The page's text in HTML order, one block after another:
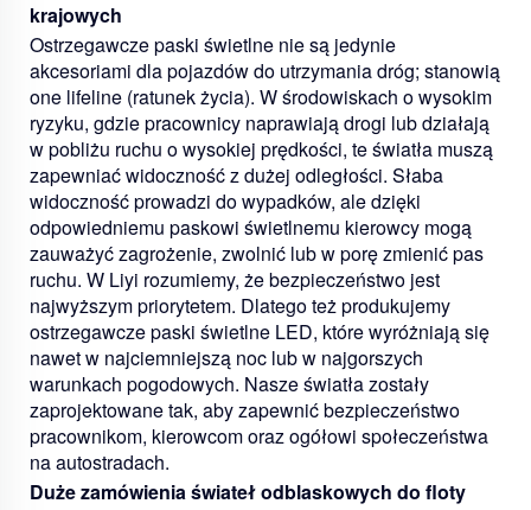
krajowych
Ostrzegawcze paski świetlne nie są jedynie
akcesoriami dla pojazdów do utrzymania dróg; stanowią
one lifeline (ratunek życia). W środowiskach o wysokim
ryzyku, gdzie pracownicy naprawiają drogi lub działają
w pobliżu ruchu o wysokiej prędkości, te światła muszą
zapewniać widoczność z dużej odległości. Słaba
widoczność prowadzi do wypadków, ale dzięki
odpowiedniemu paskowi świetlnemu kierowcy mogą
zauważyć zagrożenie, zwolnić lub w porę zmienić pas
ruchu. W Liyi rozumiemy, że bezpieczeństwo jest
najwyższym priorytetem. Dlatego też produkujemy
ostrzegawcze paski świetlne LED, które wyróżniają się
nawet w najciemniejszą noc lub w najgorszych
warunkach pogodowych. Nasze światła zostały
zaprojektowane tak, aby zapewnić bezpieczeństwo
pracownikom, kierowcom oraz ogółowi społeczeństwa
na autostradach.
Duże zamówienia świateł odblaskowych do floty